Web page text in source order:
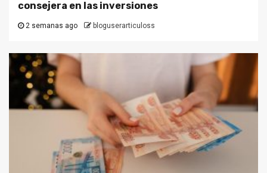
consejera en las inversiones
2 semanas ago bloguserarticuloss